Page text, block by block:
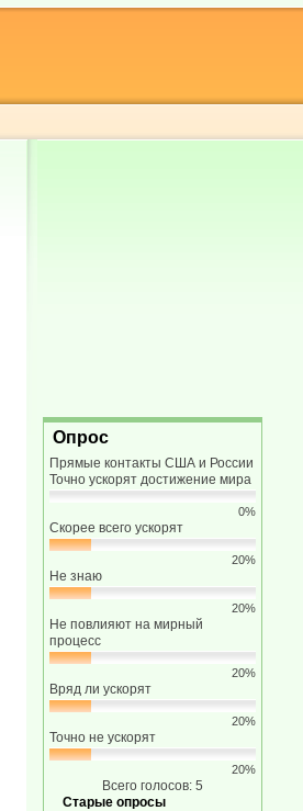
Опрос
Прямые контакты США и России
Точно ускорят достижение мира
0%
Скорее всего ускорят
20%
Не знаю
20%
Не повлияют на мирный
процесс
20%
Вряд ли ускорят
20%
Точно не ускорят
20%
Всего голосов: 5
Старые опросы